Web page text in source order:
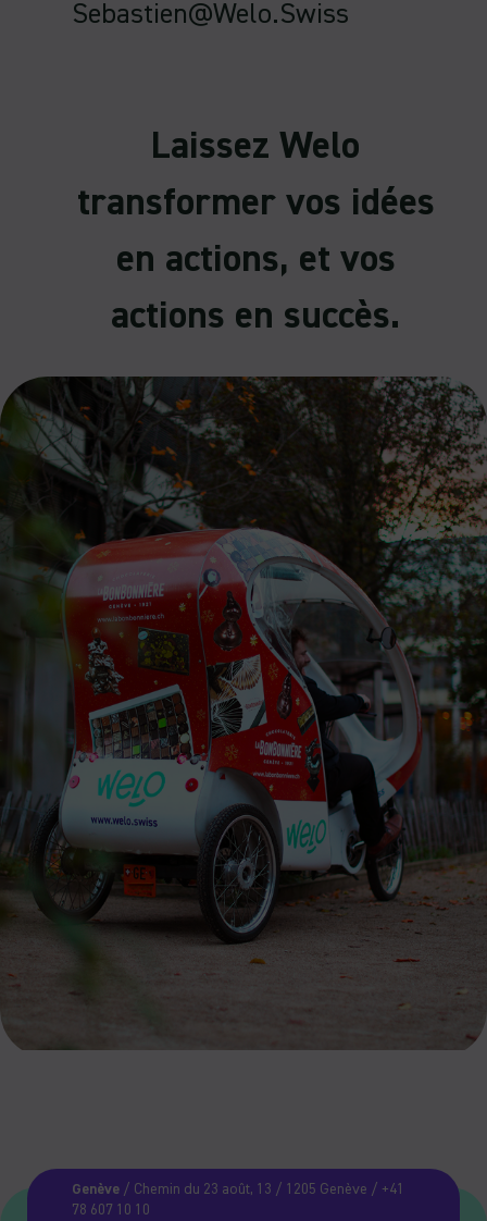
Sebastien@welo.swiss
Laissez Welo
transformer vos idées
en actions, et vos
actions en succès.
Genève/ Chemin du 23 août, 13 / 1205 Genève / +41
78 607 10 10